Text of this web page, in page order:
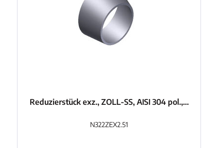
Reduzierstück exz., ZOLL-SS, AISI 304 pol.,...
N322ZEX2.51